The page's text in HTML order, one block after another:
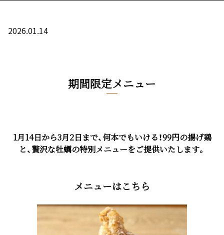
2026.01.14
期間限定メニュー
1月14日から3月2日まで、何本でもいける！99円の揚げ鶏
と、贅沢な牡蠣の特別メニューをご提供いたします。
メニューはこちら